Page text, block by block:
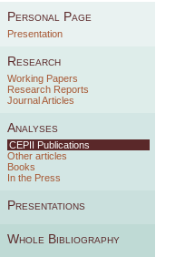
Personal Page
Presentation
Research
Working Papers
Research Reports
Journal Articles
Analyses
CEPII Publications
Other articles
Books
In the Press
Presentations
Whole Bibliography